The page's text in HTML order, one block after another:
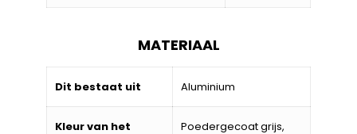
MATERIAAL
Dit bestaat uit Aluminium
Kleur van het
Poedergecoat grijs,